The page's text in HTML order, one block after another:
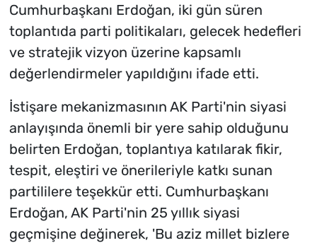
Cumhurbaşkanı Erdoğan, iki gün süren
toplantıda parti politikaları, gelecek hedefleri
ve stratejik vizyon üzerine kapsamlı
değerlendirmeler yapıldığını ifade etti.
İstişare mekanizmasının AK Parti'nin siyasi
anlayışında önemli bir yere sahip olduğunu
belirten Erdoğan, toplantıya katılarak fikir,
tespit, eleştiri ve önerileriyle katkı sunan
partililere teşekkür etti. Cumhurbaşkanı
Erdoğan, AK Parti'nin 25 yıllık siyasi
geçmişine değinerek, 'Bu aziz millet bizlere